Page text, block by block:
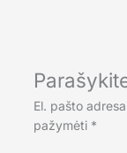
El. pašto
pažymėti *